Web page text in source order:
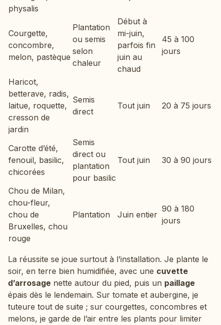
physalis
Courgette,
concombre,
melon, pastèque
Plantation
ou semis
selon
chaleur
Début à
mi-juin,
parfois fin
juin au
chaud
45 à 100
jours
Haricot,
betterave, radis,
laitue, roquette,
cresson de
jardin
Semis
direct
Tout juin 20 à 75 jours
Carotte d’été,
fenouil, basilic,
chicorées
Semis
direct ou
plantation
pour basilic
Tout juin 30 à 90 jours
Chou de Milan,
chou-fleur,
chou de
Bruxelles, chou
rouge
Plantation Juin entier
90 à 180
jours
La réussite se joue surtout à l’installation. Je plante le
soir, en terre bien humidifiée, avec une cuvette
d’arrosage nette autour du pied, puis un paillage
épais dès le lendemain. Sur tomate et aubergine, je
tuteure tout de suite ; sur courgettes, concombres et
melons, je garde de l’air entre les plants pour limiter